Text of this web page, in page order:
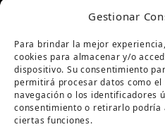
Gestionar
Para brindar la mejor
cookies para almacenar y/o
dispositivo. Su consentimiento
permitirá procesar datos como
navegación o los identificadores
consentimiento o retirarlo podría
ciertas funciones.
Página cofinanciada por